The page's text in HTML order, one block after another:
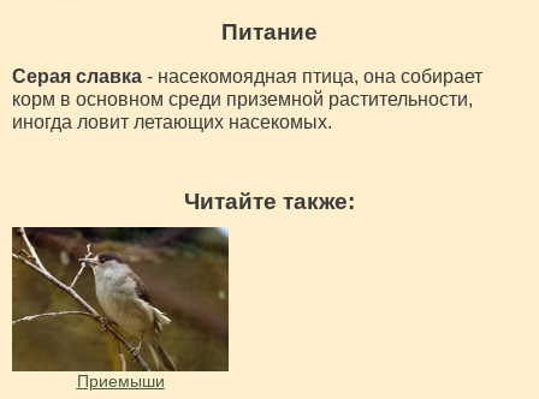
Питание
Серая славка - насекомоядная птица, она собирает
корм в основном среди приземной растительности,
иногда ловит летающих насекомых.
Читайте также:
Приемыши